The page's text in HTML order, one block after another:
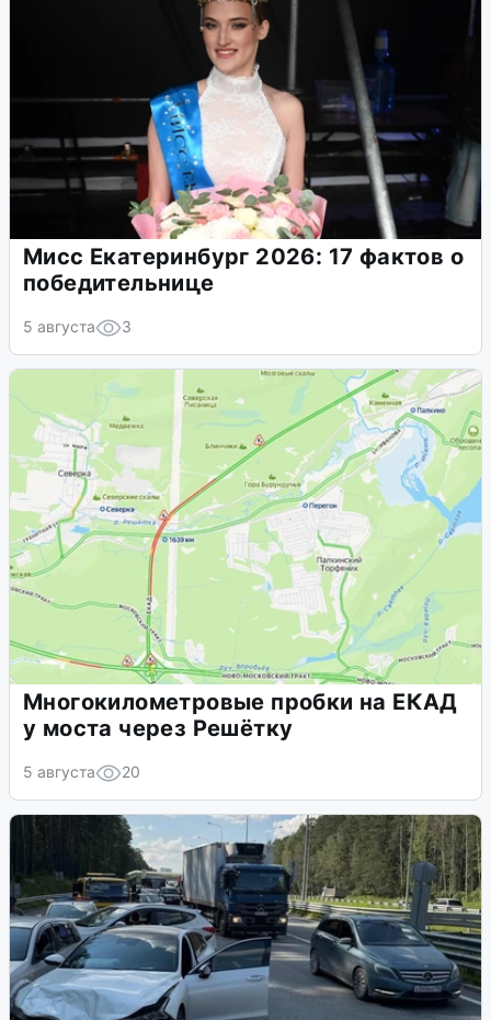
Мисс Екатеринбург 2026: 17 фактов о
победительнице
5 августа 3
Многокилометровые пробки на ЕКАД
у моста через Решётку
5 августа 20